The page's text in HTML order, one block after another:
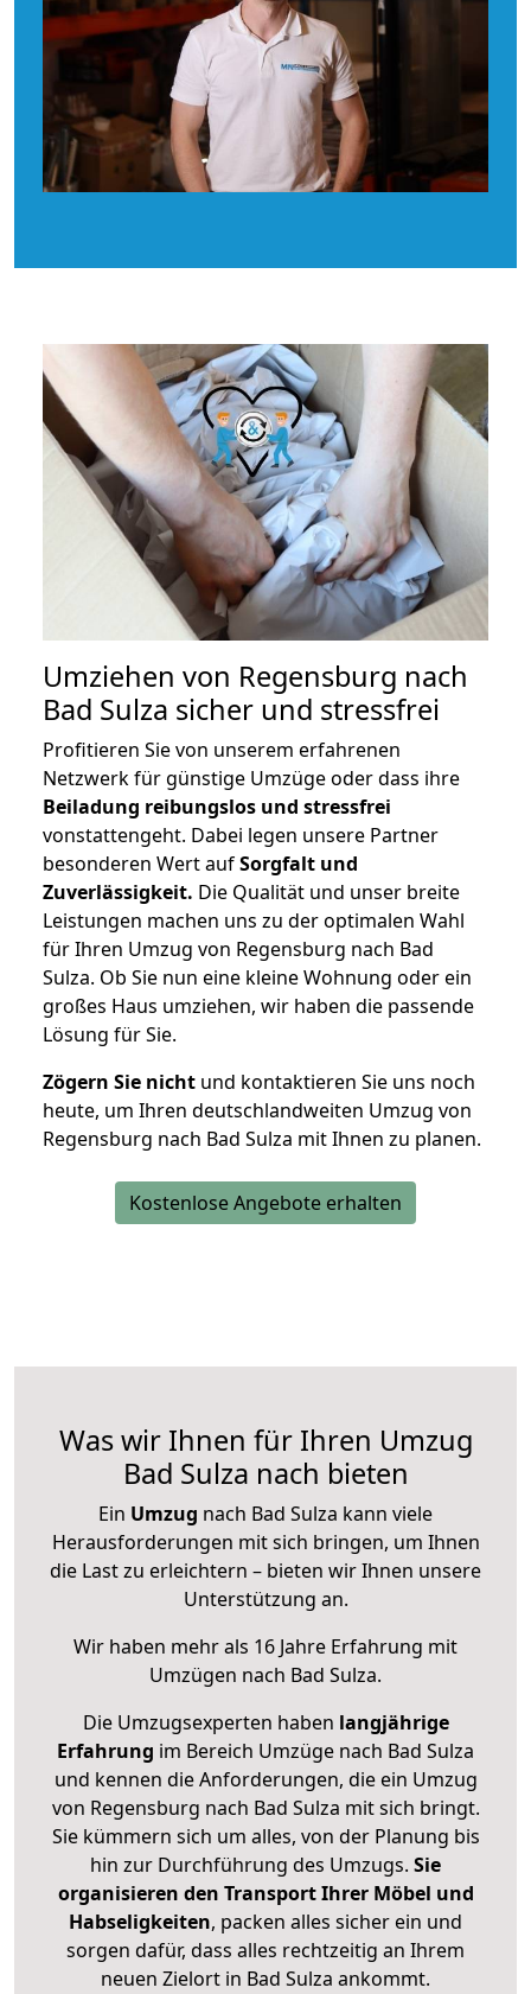
Umziehen von Regensburg nach
Bad Sulza sicher und stressfrei
Profitieren Sie von unserem erfahrenen
Netzwerk für günstige Umzüge oder dass ihre
Beiladung reibungslos und stressfrei
vonstattengeht. Dabei legen unsere Partner
besonderen Wert aufSorgfalt und
Zuverlässigkeit. Die Qualität und unser breite
Leistungen machen uns zu der optimalen Wahl
für Ihren Umzug von Regensburg nach Bad
Sulza. Ob Sie nun eine kleine Wohnung oder ein
großes Haus umziehen, wir haben die passende
Lösung für Sie.
Zögern Sie nicht und kontaktieren Sie uns noch
heute, um Ihren deutschlandweiten Umzug von
Regensburg nach Bad Sulza mit Ihnen zu planen.
Kostenlose Angebote erhalten
Was wir Ihnen für Ihren Umzug
Bad Sulza nach bieten
Ein Umzug nach Bad Sulza kann viele
Herausforderungen mit sich bringen, um Ihnen
die Last zu erleichtern – bieten wir Ihnen unsere
Unterstützung an.
Wir haben mehr als 16 Jahre Erfahrung mit
Umzügen nach Bad Sulza.
Die Umzugsexperten haben langjährige
Erfahrung im Bereich Umzüge nach Bad Sulza
und kennen die Anforderungen, die ein Umzug
von Regensburg nach Bad Sulza mit sich bringt.
Sie kümmern sich um alles, von der Planung bis
hin zur Durchführung des Umzugs. Sie
organisieren den Transport Ihrer Möbel und
Habseligkeiten, packen alles sicher ein und
sorgen dafür, dass alles rechtzeitig an Ihrem
neuen Zielort in Bad Sulza ankommt.